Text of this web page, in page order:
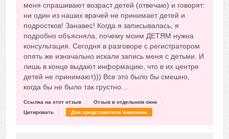
меня спрашивают возраст детей (отвечаю) и говорят:
ни один из наших врачей не принимает детей и
подростков! Занавес! Когда я записывалась, я
подробно объясняла, почему моим ДЕТЯМ нужна
консультация. Сегодня в разговоре с регистратором
опять же изначально искали запись меня с детьми. И
лишь в конце выдают информацию, что в их центре
детей не принимают))) Все это было бы смешно,
когда бы не было так грустно...
Ссылка на этот отзыв
Отзыв в отдельном окне
Цитировать
Для представителя компании